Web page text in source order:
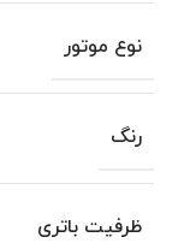
نوع موتور
رنگ
ظرفیت باتری